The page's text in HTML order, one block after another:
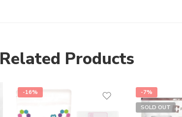
Related Products
-16%
-7%
SOLD OUT